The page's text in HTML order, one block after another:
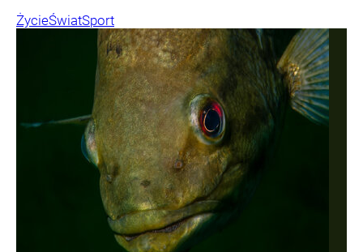
ŻycieŚwiatSport